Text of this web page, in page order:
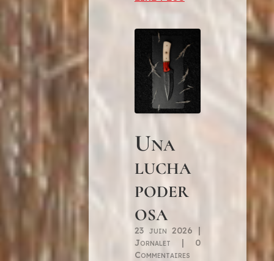
Una
lucha
poder
osa
23 juin 2026 |
Jornalet | 0
Commentaires